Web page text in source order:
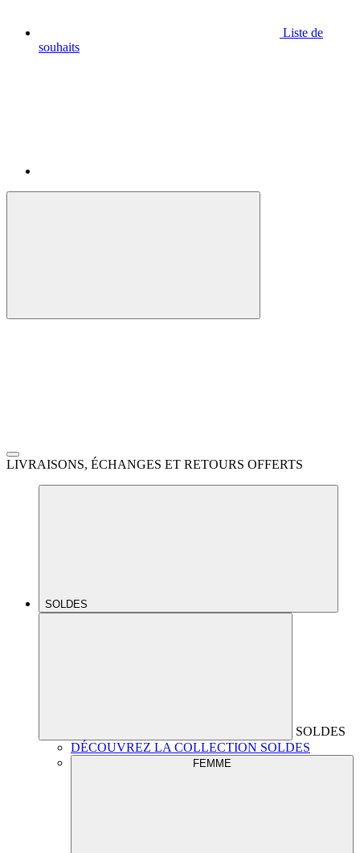
Liste de
souhaits
LIVRAISONS, ÉCHANGES ET RETOURS OFFERTS
SOLDES
SOLDES
DÉCOUVREZ LA COLLECTION SOLDES
FEMME